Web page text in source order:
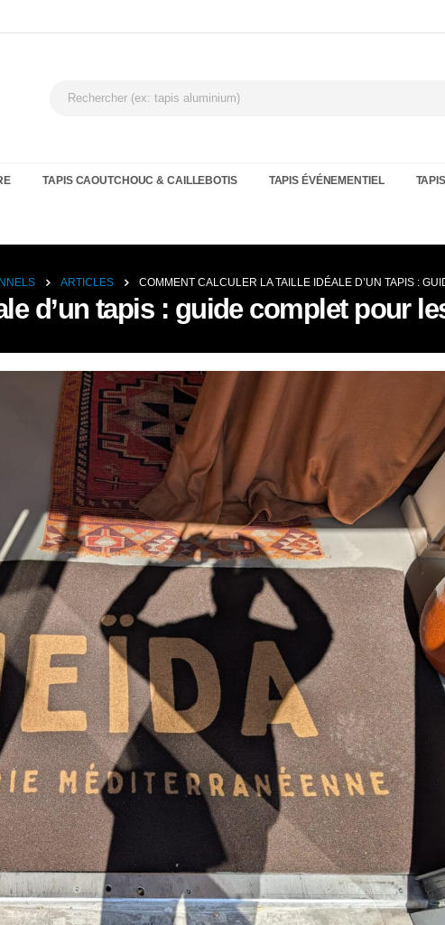
TAPIS CAOUTCHOUC & CAILLEBOTIS TAPIS ÉVÉNEMENTIEL
ARTICLES COMMENT CALCULER LA TAILLE IDÉALE D’UN TAPIS :
d’un tapis : guide complet pour